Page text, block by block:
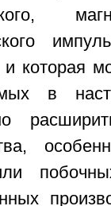
которая
в